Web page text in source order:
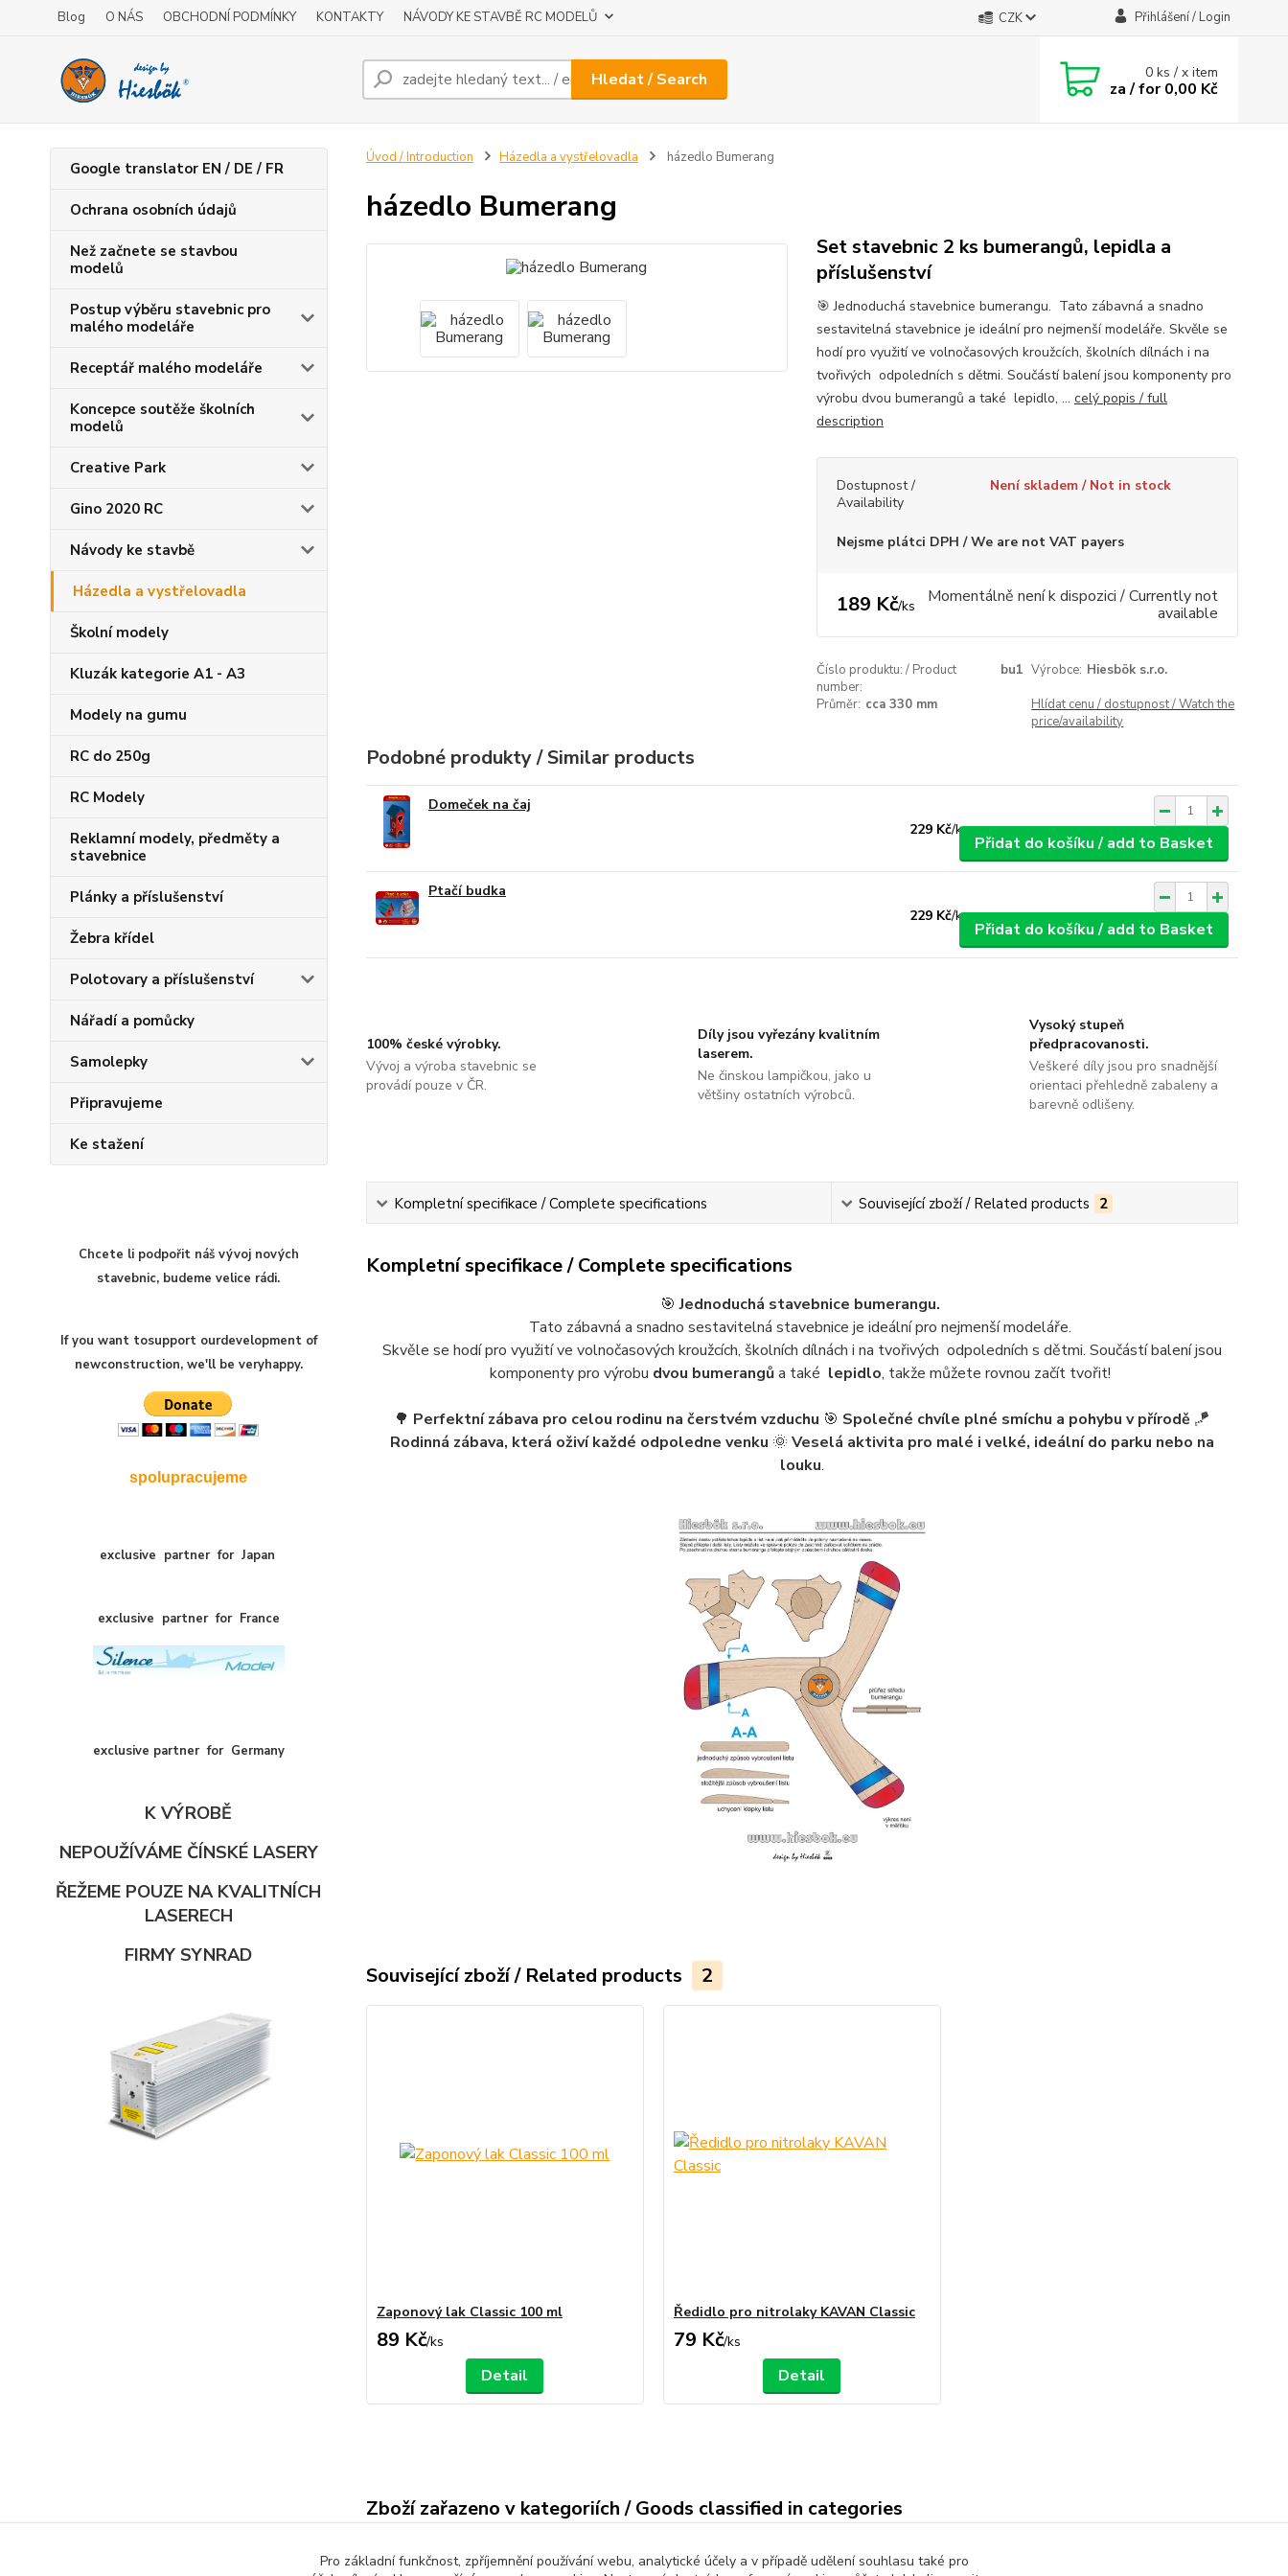
Blog O NÁS OBCHODNÍ PODMÍNKY KONTAKTY NÁVODY KE STAVBĚ RC MODELŮ CZK Přihlášení / Login
Hledat / Search 0ks / x item
za / for0,00 Kč
Google translator EN / DE / FR
Ochrana osobních údajů
Než začnete se stavbou
modelů
Postup výběru stavebnic pro
malého modeláře
Receptář malého modeláře
Koncepce soutěže školních
modelů
Creative Park
Gino 2020 RC
Návody ke stavbě
Házedla a vystřelovadla
Školní modely
Kluzák kategorie A1 - A3
Modely na gumu
RC do 250g
RC Modely
Reklamní modely, předměty a
stavebnice
Plánky a příslušenství
Žebra křídel
Polotovary a příslušenství
Nářadí a pomůcky
Samolepky
Připravujeme
Ke stažení
Chcete li podpořit náš vývoj nových
stavebnic, budeme velice rádi.
If you want tosupport ourdevelopment of
newconstruction, we'll be veryhappy.
spolupracujeme
exclusive partner for Japan
exclusive partner for France
exclusive partner for Germany
K VÝROBĚ
NEPOUŽÍVÁME ČÍNSKÉ LASERY
ŘEŽEME POUZE NA KVALITNÍCH
LASERECH
FIRMY SYNRAD
Úvod / Introduction Házedla a vystřelovadla házedlo Bumerang
házedlo Bumerang
Set stavebnic 2 ks bumerangů, lepidla a
příslušenství
🎯 Jednoduchá stavebnice bumerangu. Tato zábavná a snadno
sestavitelná stavebnice je ideální pro nejmenší modeláře. Skvěle se
hodí pro využití ve volnočasových kroužcích, školních dílnách i na
tvořivých odpoledních s dětmi. Součástí balení jsou komponenty pro
výrobu dvou bumerangů a také lepidlo, ... celý popis / full
description
Dostupnost /
Availability
Není skladem / Not in stock
Nejsme plátci DPH / We are not VAT payers
189 Kč/ks
Momentálně není k dispozici / Currently not
available
Číslo produktu: / Product
number:
bu1 Výrobce: Hiesbök s.r.o.
Průměr: cca 330 mm
Hlídat cenu / dostupnost / Watch the
price/availability
Podobné produkty / Similar products
Domeček na čaj
229 Kč/ks
Přidat do košíku / add to Basket
Ptačí budka
229 Kč/ks
Přidat do košíku / add to Basket
100% české výrobky.
Vývoj a výroba stavebnic se
provádí pouze v ČR.
Díly jsou vyřezány kvalitním
laserem.
Ne činskou lampičkou, jako u
většiny ostatních výrobců.
Vysoký stupeň
předpracovanosti.
Veškeré díly jsou pro snadnější
orientaci přehledně zabaleny a
barevně odlišeny.
Kompletní specifikace / Complete specifications Související zboží / Related products 2
Kompletní specifikace / Complete specifications
🎯Jednoduchá stavebnice bumerangu.
Tato zábavná a snadno sestavitelná stavebnice je ideální pro nejmenší modeláře.
Skvěle se hodí pro využití ve volnočasových kroužcích, školních dílnách i na tvořivých odpoledních s dětmi. Součástí balení jsou
komponenty pro výrobu dvou bumerangůa také lepidlo, takže můžete rovnou začít tvořit!
🌳 Perfektní zábava pro celou rodinu na čerstvém vzduchu 🎯 Společné chvíle plné smíchu a pohybu v přírodě 🪁
Rodinná zábava, která oživí každé odpoledne venku 🌞 Veselá aktivita pro malé i velké, ideální do parku nebo na
louku.
Související zboží / Related products 2
Zaponový lak Classic 100 ml
89 Kč/ks
Detail
Ředidlo pro nitrolaky KAVAN Classic
79 Kč/ks
Detail
Zboží zařazeno v kategoriích / Goods classified in categories
předměty a stavebnice
Pro základní funkčnost, zpříjemnění používání webu, analytické účely a v případě udělení souhlasu také pro